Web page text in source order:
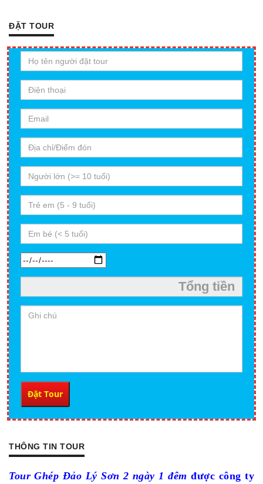
ĐẶT TOUR
THÔNG TIN TOUR
Tour Ghép Đảo Lý Sơn 2 ngày 1 đêm được công ty